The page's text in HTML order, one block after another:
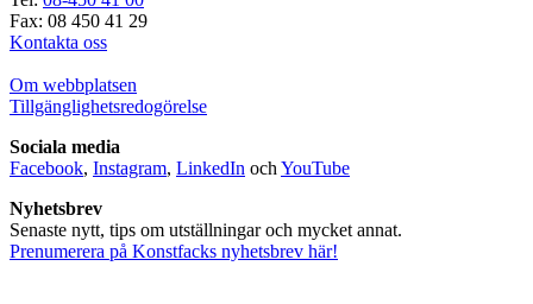
Fax: 08 450 41 29
Kontakta oss
Om webbplatsen
Tillgänglighetsredogörelse
Sociala media
Facebook, Instagram, LinkedIn och YouTube
Nyhetsbrev
Senaste nytt, tips om utställningar och mycket annat.
Prenumerera på Konstfacks nyhetsbrev här!